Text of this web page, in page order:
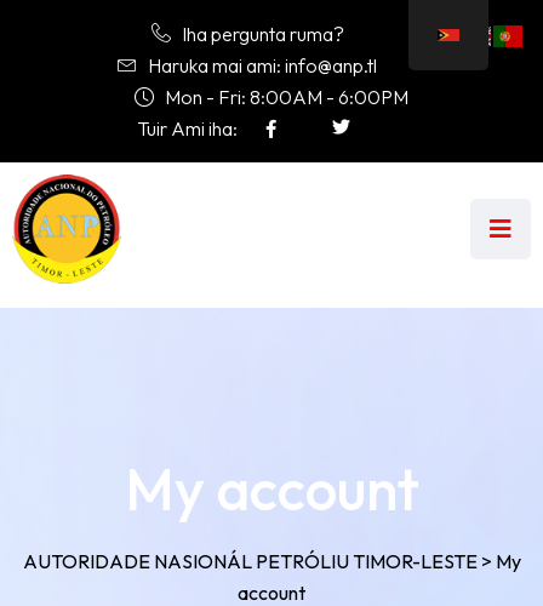
Iha pergunta ruma?
Haruka mai ami: info@anp.tl
Mon - Fri: 8:00AM - 6:00PM
Tuir Ami iha:
My account
AUTORIDADE NASIONÁL PETRÓLIU TIMOR-LESTE> My
account